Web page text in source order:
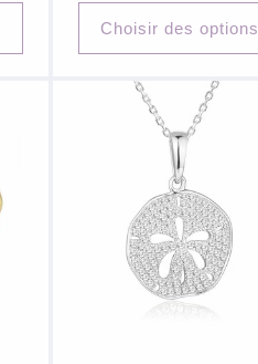
Choisir des options